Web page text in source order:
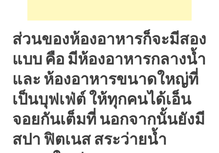
ส่วนของห้องอาหารก็จะมีสอง
แบบ คือ มีห้องอาหารกลางน้ำ
และ ห้องอาหารขนาดใหญ่ที่
เป็นบุฟเฟ่ต์ ให้ทุกคนได้เอ็น
จอยกันเต็มที่ นอกจากนั้นยังมี
สปา ฟิตเนส สระว่ายน้ำ